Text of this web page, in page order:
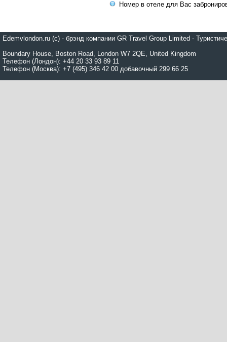
Номер в отеле для Вас
Edemvlondon.ru (c) - брэнд компании GR Travel Group Limited -
Boundary House, Boston Road, London W7 2QE, United Kingdom
Телефон (Лондон): +44 20 33 93 89 11
Телефон (Москва): +7 (495) 346 42 00 добавочный 299 66 25